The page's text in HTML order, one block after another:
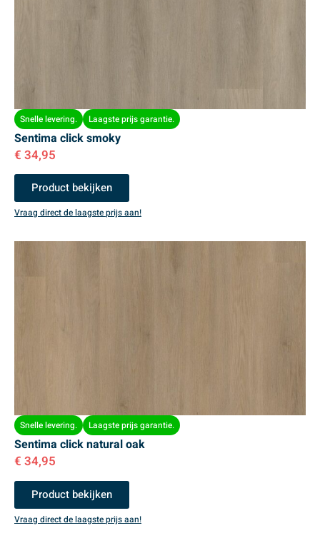
Snelle levering. Laagste prijs garantie.
Sentima click smoky
€ 34,95
Product bekijken
Vraag direct de laagste prijs aan!
Snelle levering. Laagste prijs garantie.
Sentima click natural oak
€ 34,95
Product bekijken
Vraag direct de laagste prijs aan!